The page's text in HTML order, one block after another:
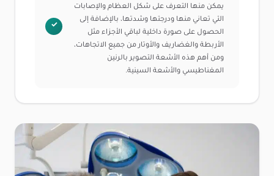
يمكن منها التعرف على شكل العظام والإصابات
التي تعاني منها ودرجتها وشدتها، بالإضافة إلى
الحصول على صورة داخلية لباقي الأجزاء مثل
الأربطة والغضاريف والأوتار من جميع الاتجاهات،
ومن أهم هذه الأشعة التصوير بالرنين
المغناطيسي والأشعة السينية.